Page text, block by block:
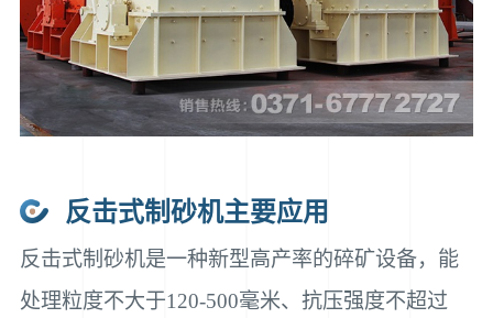
反击式制砂机主要应用
反击式制砂机是一种新型高产率的碎矿设备，能
处理粒度不大于120-500毫米、抗压强度不超过